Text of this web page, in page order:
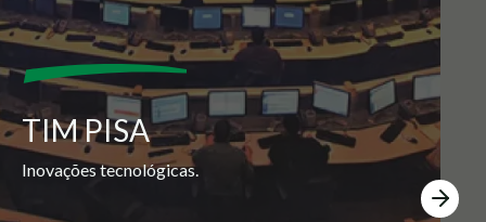
TIM PISA
Inovações tecnológicas.